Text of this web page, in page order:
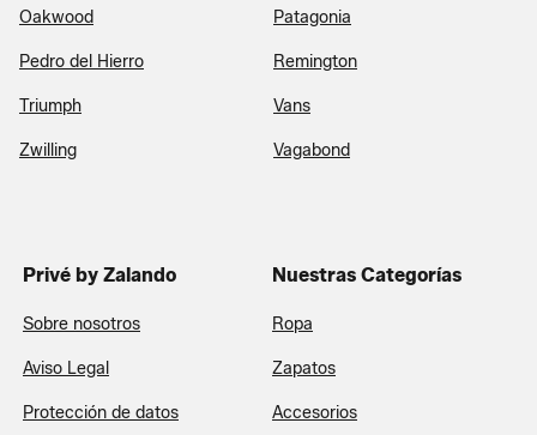
Oakwood Patagonia
Pedro del Hierro Remington
Triumph Vans
Zwilling Vagabond
Privé by Zalando
Sobre nosotros
Aviso Legal
Protección de datos
Nuestras Categorías
Ropa
Zapatos
Accesorios